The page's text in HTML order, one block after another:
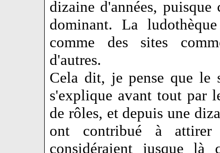
dizaine d'années,
dominant. La
comme des sites
d'autres.
Cela dit, je pense que le
s'explique avant tout par
de rôles, et depuis une
ont contribué à
considéraient jusque